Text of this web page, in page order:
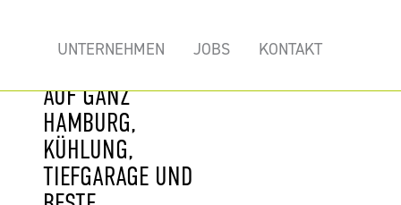
UNTERNEHMEN JOBS KONTAKT
BÜROS MIT
AUF GANZ
HAMBURG,
KÜHLUNG,
TIEFGARAGE UND